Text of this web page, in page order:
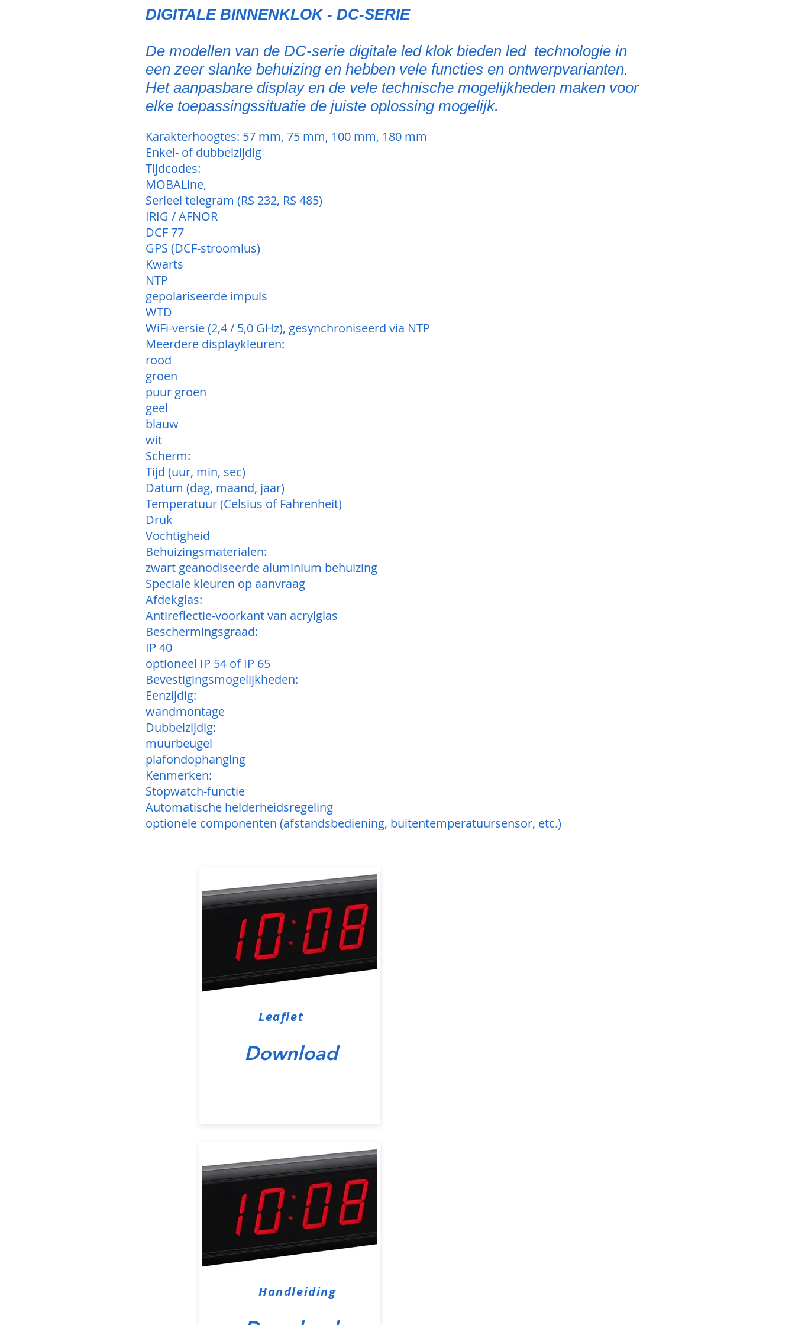
DIGITALE BINNENKLOK - DC-SERIE
De modellen van de DC-serie digitale led klok bieden led technologie in
een zeer slanke behuizing en hebben vele functies en ontwerpvarianten.
Het aanpasbare display en de vele technische mogelijkheden maken voor
elke toepassingssituatie de juiste oplossing mogelijk.
Karakterhoogtes: 57 mm, 75 mm, 100 mm, 180 mm
Enkel- of dubbelzijdig
Tijdcodes:
MOBALine,
Serieel telegram (RS 232, RS 485)
IRIG / AFNOR
DCF 77
GPS (DCF-stroomlus)
Kwarts
NTP
gepolariseerde impuls
WTD
WiFi-versie (2,4 / 5,0 GHz), gesynchroniseerd via NTP
Meerdere displaykleuren:
rood
groen
puur groen
geel
blauw
wit
Scherm:
Tijd (uur, min, sec)
Datum (dag, maand, jaar)
Temperatuur (Celsius of Fahrenheit)
Druk
Vochtigheid
Behuizingsmaterialen:
zwart geanodiseerde aluminium behuizing
Speciale kleuren op aanvraag
Afdekglas:
Antireflectie-voorkant van acrylglas
Beschermingsgraad:
IP 40
optioneel IP 54 of IP 65
Bevestigingsmogelijkheden:
Eenzijdig:
wandmontage
Dubbelzijdig:
muurbeugel
plafondophanging
Kenmerken:
Stopwatch-functie
Automatische helderheidsregeling
optionele componenten (afstandsbediening, buitentemperatuursensor, etc.)
Leaflet
Download
Handleiding